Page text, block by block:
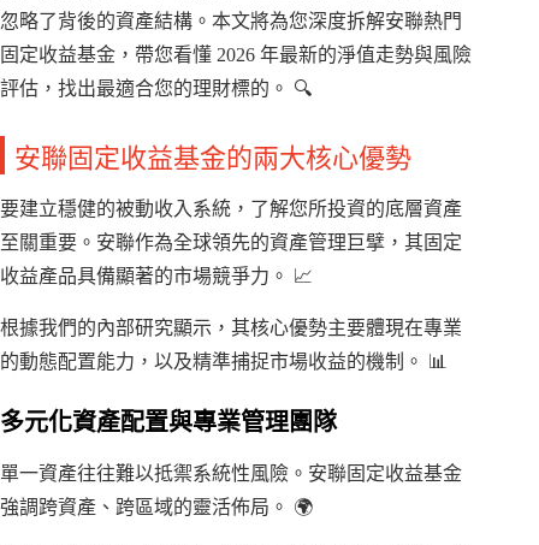
忽略了背後的資產結構。本文將為您深度拆解安聯熱門
固定收益基金，帶您看懂 2026 年最新的淨值走勢與風險
評估，找出最適合您的理財標的。 🔍
安聯固定收益基金的兩大核心優勢
要建立穩健的被動收入系統，了解您所投資的底層資產
至關重要。安聯作為全球領先的資產管理巨擘，其固定
收益產品具備顯著的市場競爭力。 📈
根據我們的內部研究顯示，其核心優勢主要體現在專業
的動態配置能力，以及精準捕捉市場收益的機制。 📊
多元化資產配置與專業管理團隊
單一資產往往難以抵禦系統性風險。安聯固定收益基金
強調跨資產、跨區域的靈活佈局。 🌍